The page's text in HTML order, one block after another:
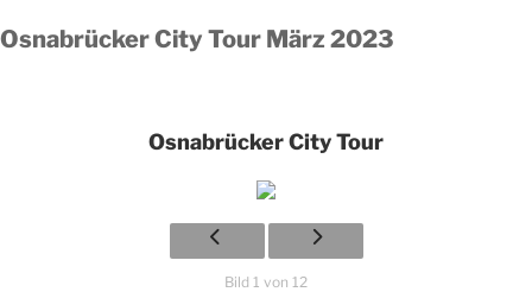
Osnabrücker City Tour März 2023
Osnabrücker City Tour
Bild 1 von 12